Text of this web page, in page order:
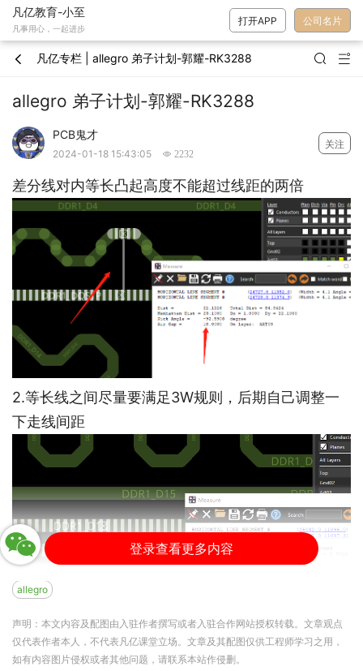
凡亿教育-小至
凡事用心，一起进步
打开APP 公司名片
 凡亿专栏 | allegro 弟子计划-郭耀-RK3288  
allegro 弟子计划-郭耀-RK3288
PCB鬼才
2024-01-18 15:43:05  2232
关注
差分线对内等长凸起高度不能超过线距的两倍
2.等长线之间尽量要满足3W规则，后期自己调整一
下走线间距
3.电源走线路径要尽量短，后期自己优化一下走线路
登录查看更多内容
allegro
声明：本文内容及配图由入驻作者撰写或者入驻合作网站授权转载。文章观点
仅代表作者本人，不代表凡亿课堂立场。文章及其配图仅供工程师学习之用，
如有内容图片侵权或者其他问题，请联系本站作侵删。